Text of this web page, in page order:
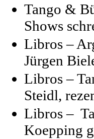
Tango &
Shows
Libros –
Jürgen
Libros –
Steidl,
Libros –
Koepping